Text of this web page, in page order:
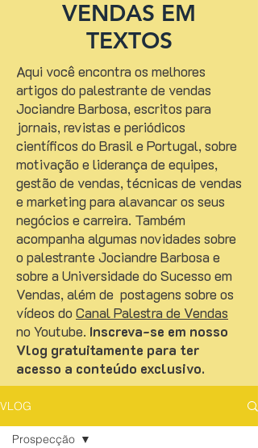
VENDAS EM
TEXTOS
Aqui você encontra os melhores
artigos do palestrante de vendas
Jociandre Barbosa, escritos para
jornais, revistas e periódicos
científicos do Brasil e Portugal, sobre
motivação e liderança de equipes,
gestão de vendas, técnicas de vendas
e marketing para alavancar os seus
negócios e carreira. Também
acompanha algumas novidades sobre
o palestrante Jociandre Barbosa e
sobre a Universidade do Sucesso em
Vendas, além de postagens sobre os
vídeos do Canal Palestra de Vendas
no Youtube. Inscreva-se em nosso
Vlog gratuitamente para ter
acesso a conteúdo exclusivo.
VLOG
Prospecção